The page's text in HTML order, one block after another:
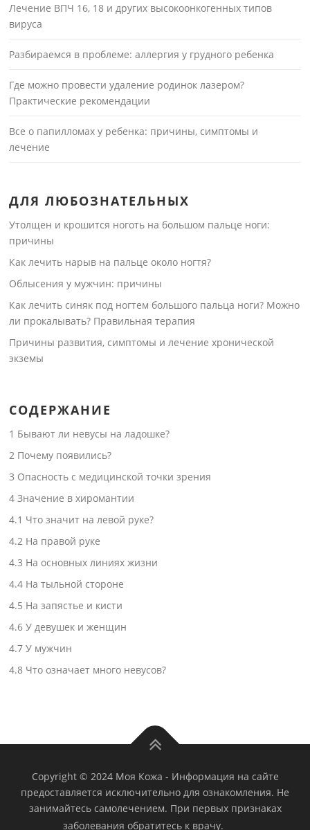
Лечение ВПЧ 16, 18 и других высокоонкогенных типов
вируса
Разбираемся в проблеме: аллергия у грудного ребенка
Где можно провести удаление родинок лазером?
Практические рекомендации
Все о папилломах у ребенка: причины, симптомы и
лечение
ДЛЯ ЛЮБОЗНАТЕЛЬНЫХ
Утолщен и крошится ноготь на большом пальце ноги:
причины
Как лечить нарыв на пальце около ногтя?
Облысения у мужчин: причины
Как лечить синяк под ногтем большого пальца ноги? Можно
ли прокалывать? Правильная терапия
Причины развития, симптомы и лечение хронической
экземы
СОДЕРЖАНИЕ
1 Бывают ли невусы на ладошке?
2 Почему появились?
3 Опасность с медицинской точки зрения
4 Значение в хиромантии
4.1 Что значит на левой руке?
4.2 На правой руке
4.3 На основных линиях жизни
4.4 На тыльной стороне
4.5 На запястье и кисти
4.6 У девушек и женщин
4.7 У мужчин
4.8 Что означает много невусов?
Copyright © 2024 Моя Кожа - Информация на сайте
предоставляется исключительно для ознакомления. Не
занимайтесь самолечением. При первых признаках
заболевания обратитесь к врачу.